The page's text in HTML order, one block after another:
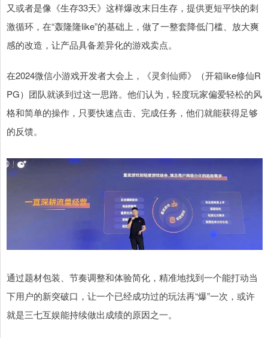
又或者是像《生存33天》这样爆改末日生存，提供更短平快的刺
激循环，在“轰隆隆like”的基础上，做了一整套降低门槛、放大爽
感的改造，让产品具备差异化的游戏卖点。
在2024微信小游戏开发者大会上，《灵剑仙师》（开箱like修仙R
PG）团队就谈到过这一思路。他们认为，轻度玩家偏爱轻松的风
格和简单的操作，只要快速点击、完成任务，他们就能获得足够
的反馈。
通过题材包装、节奏调整和体验简化，精准地找到一个能打动当
下用户的新突破口，让一个已经成功过的玩法再“爆”一次，或许
就是三七互娱能持续做出成绩的原因之一。